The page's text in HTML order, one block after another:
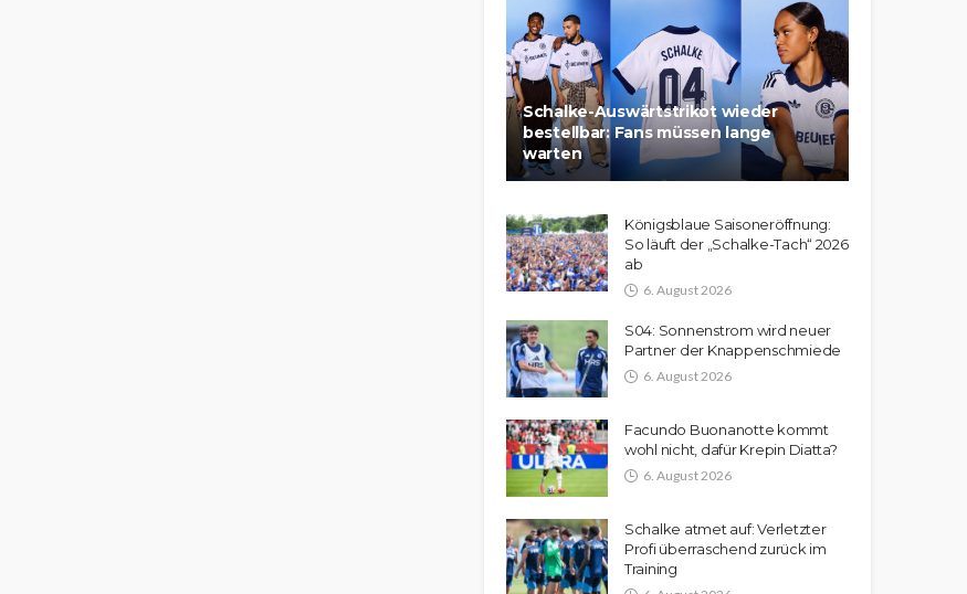
Schalke-Auswärtstrikot wieder
bestellbar: Fans müssen lange
warten
Königsblaue Saisoneröffnung:
So läuft der „Schalke-Tach“ 2026
ab
6. August 2026
S04: Sonnenstrom wird neuer
Partner der Knappenschmiede
6. August 2026
Facundo Buonanotte kommt
wohl nicht, dafür Krepin Diatta?
6. August 2026
Schalke atmet auf: Verletzter
Profi überraschend zurück im
Training